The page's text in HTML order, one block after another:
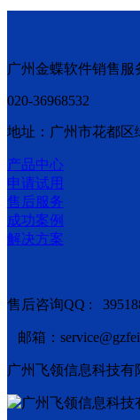
广州金蝶软件销售服
020-36968532
地址：广州市花都区
产品中心
申请试用
售后服务
成功案例
解决方案
售后咨询QQ :
邮箱：
广州飞领信息科技有